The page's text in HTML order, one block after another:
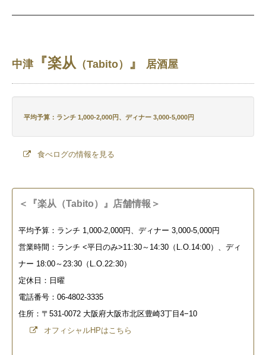
中津『楽从 （Tabito） 』 居酒屋
平均予算：ランチ 1,000-2,000円、ディナー 3,000-5,000円
食べログの情報を見る
＜『楽从（Tabito）』店舗情報＞
平均予算：ランチ 1,000-2,000円、ディナー 3,000-5,000円
営業時間：ランチ <平日のみ>11:30～14:30（L.O.14:00）、ディ
ナー 18:00～23:30（L.O.22:30）
定休日：日曜
電話番号：06-4802-3335
住所：〒531-0072 大阪府大阪市北区豊崎3丁目4−10
オフィシャルHPはこちら